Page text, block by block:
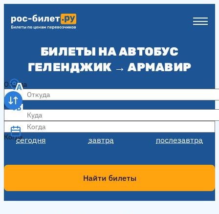
БИЛЕТЫ НА АВТОБУС
ГЕЛЕНДЖИК → АРМАВИР
Откуда
Куда
Когда
сегодня завтра послезавтра
Когда
Найти билеты